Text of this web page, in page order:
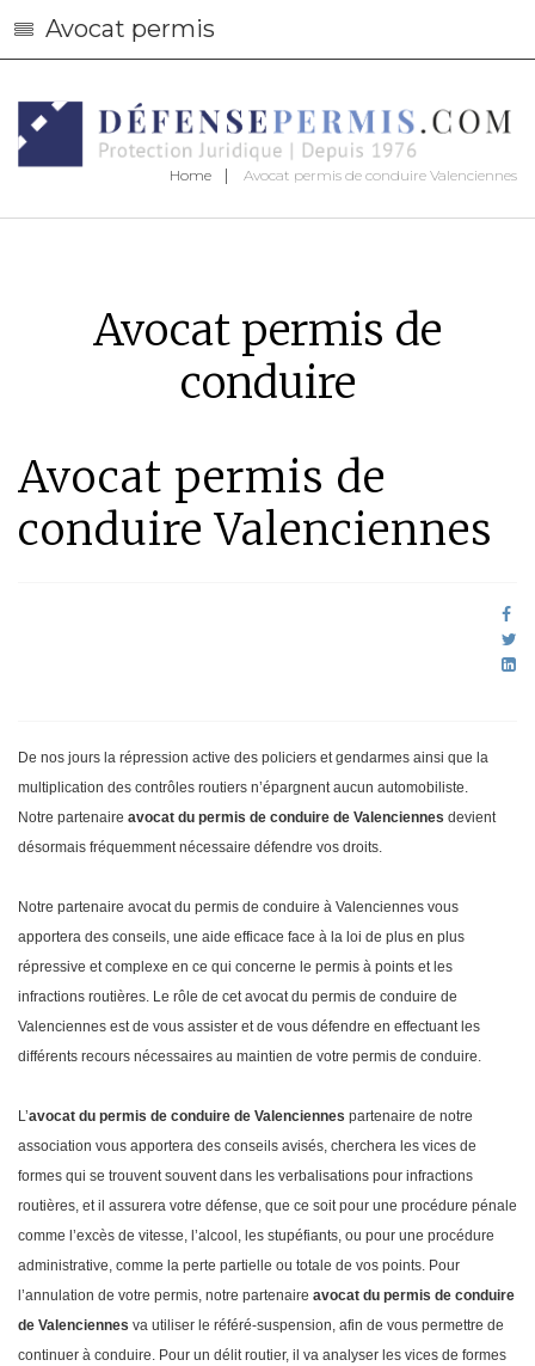
Avocat permis
Home Avocat permis de conduire Valenciennes
Avocat permis de
conduire
Avocat permis de
conduire Valenciennes
De nos jours la répression active des policiers et gendarmes ainsi que la
multiplication des contrôles routiers n’épargnent aucun automobiliste.
Notre partenaire avocat du permis de conduire de Valenciennes devient
désormais fréquemment nécessaire défendre vos droits.
Notre partenaire avocat du permis de conduire à Valenciennes vous
apportera des conseils, une aide efficace face à la loi de plus en plus
répressive et complexe en ce qui concerne le permis à points et les
infractions routières. Le rôle de cet avocat du permis de conduire de
Valenciennes est de vous assister et de vous défendre en effectuant les
différents recours nécessaires au maintien de votre permis de conduire.
L’avocat du permis de conduire de Valenciennes partenaire de notre
association vous apportera des conseils avisés, cherchera les vices de
formes qui se trouvent souvent dans les verbalisations pour infractions
routières, et il assurera votre défense, que ce soit pour une procédure pénale
comme l’excès de vitesse, l’alcool, les stupéfiants, ou pour une procédure
administrative, comme la perte partielle ou totale de vos points. Pour
l’annulation de votre permis, notre partenaire avocat du permis de conduire
de Valenciennes va utiliser le référé-suspension, afin de vous permettre de
continuer à conduire. Pour un délit routier, il va analyser les vices de formes